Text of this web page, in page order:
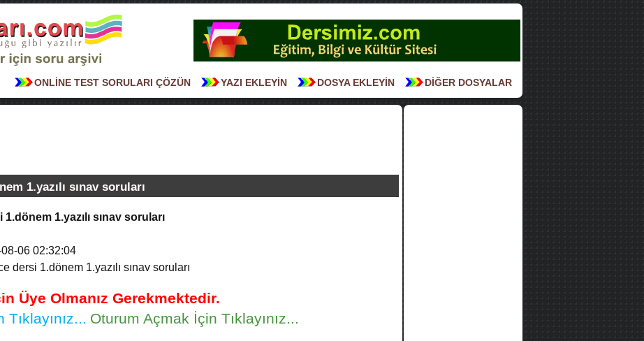
DİĞER DOSYALAR
DOSYA EKLEYİN
YAZI EKLEYİN
ONLİNE TEST SORULARI ÇÖZÜN
1.yazılı sınav soruları
1.yazılı sınav soruları
06 02:32:04
dersi 1.dönem 1.yazılı sınav soruları
Üye Olmanız Gerekmektedir.
Oturum Açmak İçin Tıklayınız...